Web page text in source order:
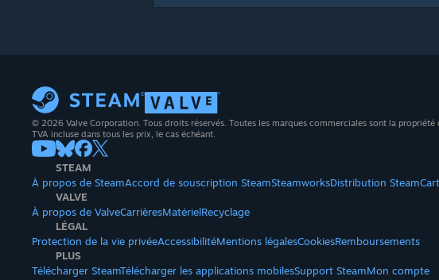
© 2026 Valve Corporation. Tous droits réservés. Toutes les marques commerciales sont la
TVA incluse dans tous les prix, le cas échéant.
STEAM
À propos de SteamAccord de souscription SteamSteamworksDistribution Steam
VALVE
À propos de ValveCarrièresMatérielRecyclage
LÉGAL
Protection de la vie privéeAccessibilitéMentions légalesCookiesRemboursements
PLUS
Télécharger SteamTélécharger les applications mobilesSupport SteamMon compte